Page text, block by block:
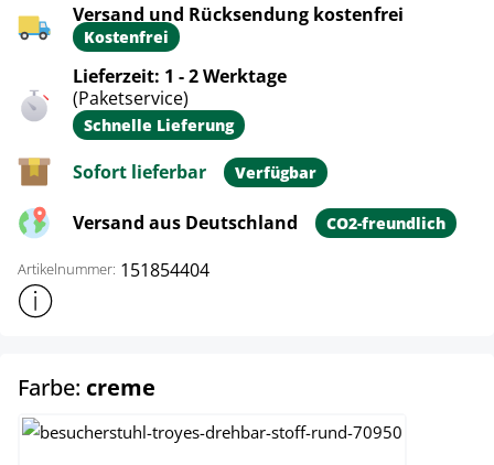
Versand und Rücksendung kostenfrei
Kostenfrei
Lieferzeit: 1 - 2 Werktage
(Paketservice)
Schnelle Lieferung
Sofort lieferbar Verfügbar
Versand aus Deutschland CO2-freundlich
Artikelnummer: 151854404
Weitere Produktinformationen anzeigen
Farbe: creme